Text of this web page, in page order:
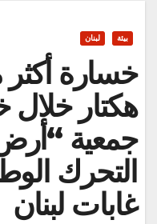
بيئة لبنان
هكتار
جمعية
التحرك
غابات لبنان